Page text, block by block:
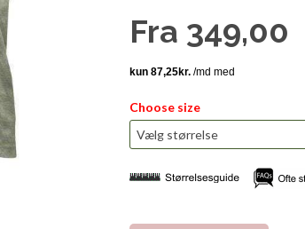
Fra 349,00
Choose size